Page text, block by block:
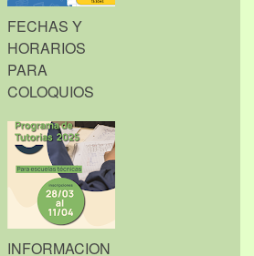
FECHAS Y
HORARIOS
PARA
COLOQUIOS
INFORMACION